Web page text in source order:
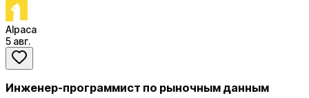
Alpaca
5 авг.
Инженер-программист по рыночным данным